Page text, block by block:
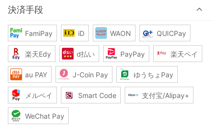
決済手段
FamiPay iD WAON QUICPay
楽天Edy d払い PayPay 楽天ペイ
au PAY J-Coin Pay ゆうちょPay
メルペイ Smart Code 支付宝/Alipay+
WeChat Pay